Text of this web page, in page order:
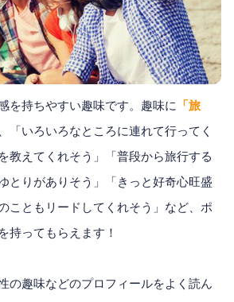
を持ちやすい趣味です。趣味に
「旅
「いろいろなところに連れて行ってく
教えてくれそう」「普段から旅行する
とりがありそう」「きっと好奇心旺盛
こともリードしてくれそう」など、ポ
持ってもらえます！
の趣味などのプロフィールをよく読ん